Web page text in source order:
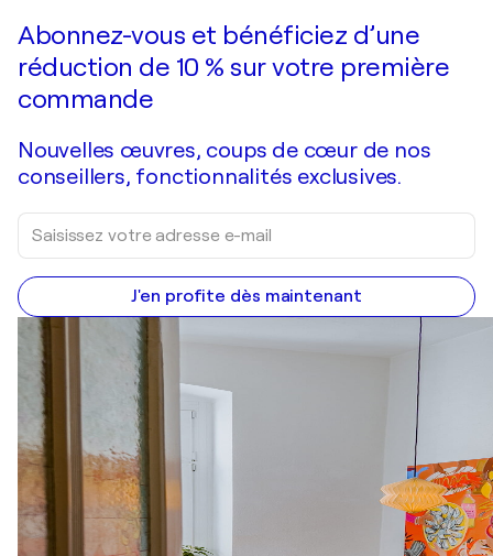
Abonnez-vous et bénéficiez d’une
réduction de 10 % sur votre première
commande
Nouvelles œuvres, coups de cœur de nos
conseillers, fonctionnalités exclusives.
J'en profite dès maintenant